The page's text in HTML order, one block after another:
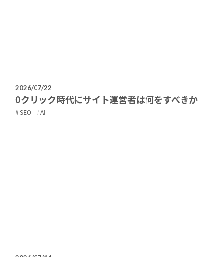
2026/07/22
0クリック時代にサイト運営者は何をすべきか
SEO AI